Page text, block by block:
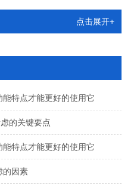
点击展开+
特点才能更好的使用它
的关键要点
特点才能更好的使用它
的因素